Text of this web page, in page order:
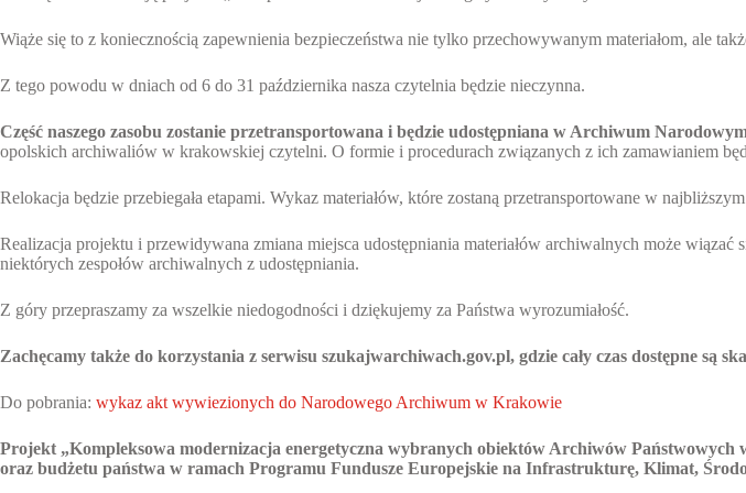
Wiąże się to z koniecznością zapewnienia bezpieczeństwa nie tylko przechowywanym materiałom, ale
Z tego powodu w dniach od 6 do 31 października nasza czytelnia będzie nieczynna.
Część naszego zasobu zostanie przetransportowana i będzie udostępniana w Archiwum
opolskich archiwaliów w krakowskiej czytelni. O formie i procedurach związanych z ich zamawianiem
Relokacja będzie przebiegała etapami. Wykaz materiałów, które zostaną przetransportowane w
Realizacja projektu i przewidywana zmiana miejsca udostępniania materiałów archiwalnych może
niektórych zespołów archiwalnych z udostępniania.
Z góry przepraszamy za wszelkie niedogodności i dziękujemy za Państwa wyrozumiałość.
Zachęcamy także do korzystania z serwisu szukajwarchiwach.gov.pl, gdzie cały czas dostępne są
Do pobrania: wykaz akt wywiezionych do Narodowego Archiwum w Krakowie
Projekt „Kompleksowa modernizacja energetyczna wybranych obiektów Archiwów Państwowych
oraz budżetu państwa w ramach Programu Fundusze Europejskie na Infrastrukturę, Klimat,